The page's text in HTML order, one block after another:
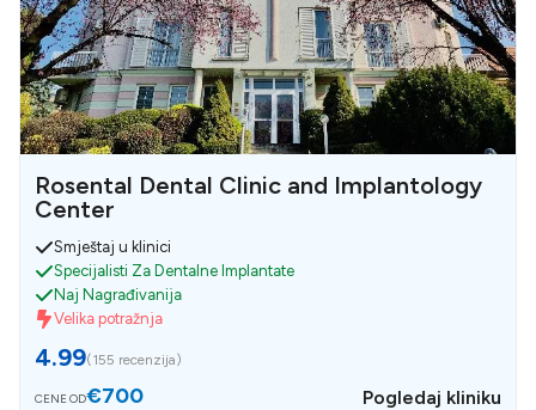
Rosental Dental Clinic and Implantology
Center
Smještaj u klinici
Specijalisti Za Dentalne Implantate
Naj Nagrađivanija
Velika potražnja
4.99(155 recenzija)
CENE OD€700 Pogledaj kliniku